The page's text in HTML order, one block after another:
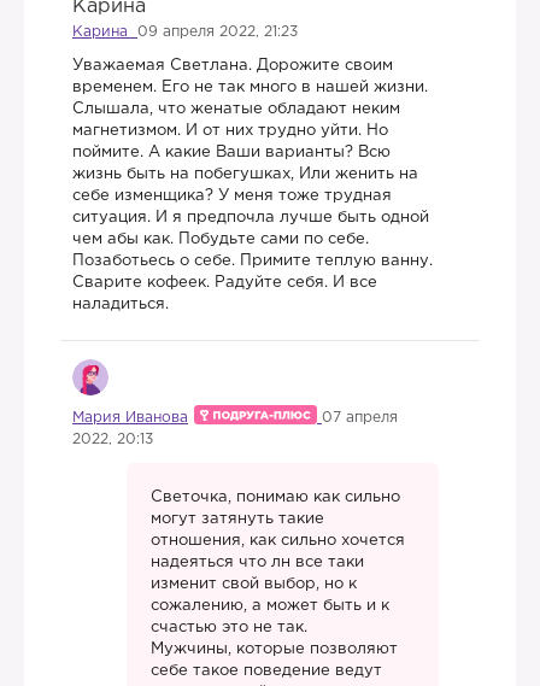
Карина 09 апреля 2022, 21:23
Уважаемая Светлана. Дорожите своим
временем. Его не так много в нашей жизни.
Слышала, что женатые обладают неким
магнетизмом. И от них трудно уйти. Но
поймите. А какие Ваши варианты? Всю
жизнь быть на побегушках, Или женить на
себе изменщика? У меня тоже трудная
ситуация. И я предпочла лучше быть одной
чем абы как. Побудьте сами по себе.
Позаботьесь о себе. Примите теплую ванну.
Сварите кофеек. Радуйте себя. И все
наладиться.
Мария Иванова
07 апреля
2022, 20:13
Светочка, понимаю как сильно
могут затянуть такие
отношения, как сильно хочется
надеяться что лн все таки
изменит свой выбор, но к
сожалению, а может быть и к
счастью это не так.
Мужчины, которые позволяют
себе такое поведение ведут